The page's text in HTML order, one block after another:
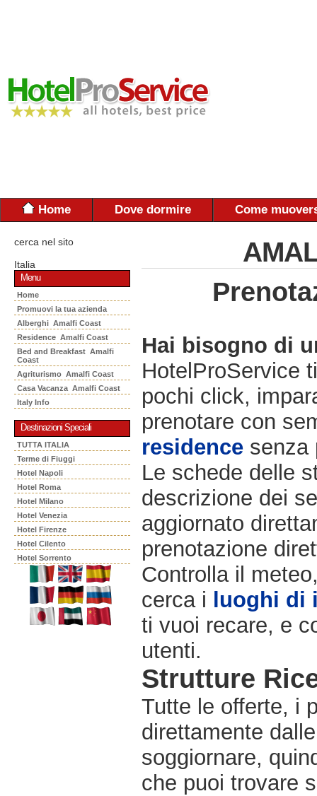
Home Dove dormire Come
cerca nel sito
Italia
Menu
Home
Promuovi la tua azienda
Alberghi Amalfi Coast
Residence Amalfi Coast
Bed and Breakfast Amalfi
Coast
Agriturismo Amalfi Coast
Casa Vacanza Amalfi Coast
Italy Info
Destinazioni Speciali
TUTTA ITALIA
Terme di Fiuggi
Hotel Napoli
Hotel Roma
Hotel Milano
Hotel Venezia
Hotel Firenze
Hotel Cilento
Hotel Sorrento
Hai bisogno di
HotelProService
pochi click,
prenotare con
residence senza
Le schede delle
descrizione dei
aggiornato
prenotazione
Controlla il
cerca i
luoghi di
ti vuoi recare, e
utenti.
Strutture
Tutte le offerte, i
direttamente
soggiornare,
che puoi trovare